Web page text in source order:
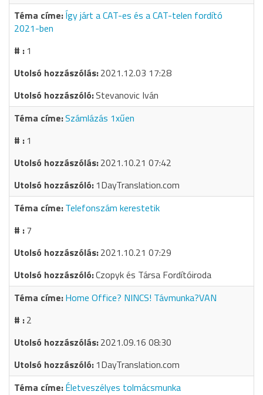
Így járt a CAT-es és a CAT-telen fordító
2021-ben
1
2021.12.03 17:28
Stevanovic Iván
Számlázás 1xűen
1
2021.10.21 07:42
1DayTranslation.com
Telefonszám kerestetik
7
2021.10.21 07:29
Czopyk és Társa Fordítóiroda
Home Office? NINCS! Távmunka?VAN
2
2021.09.16 08:30
1DayTranslation.com
Életveszélyes tolmácsmunka